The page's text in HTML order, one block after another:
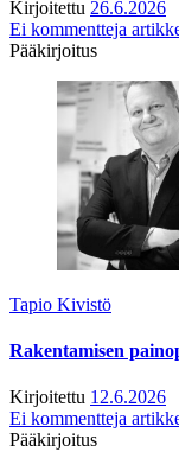
Kirjoitettu 26.6.2026
Ei kommentteja
Pääkirjoitus
Tapio Kivistö
Rakentamisen
Kirjoitettu 12.6.2026
Ei kommentteja
Pääkirjoitus